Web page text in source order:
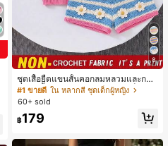
8
ชุดเสื้อยืดแขนสั้นคอกลมหลวมและกาง
เกงขาสั้นไบค์เกอร์รัดรูปสำหรับเด็กผู้ห
ญิง สไตล์มินิมอล เหมาะสำหรับฤดูใบไ
#1 ขายดี ใน หลากสี ชุดเด็กผู้หญิง
60+ sold
฿179